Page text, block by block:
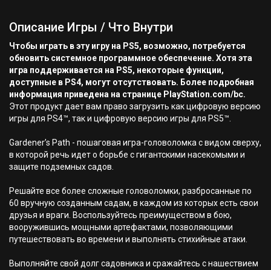
Описание Игры / Что Внутри
Чтобы играть в эту игру на PS5, возможно, потребуется
обновить системное программное обеспечение. Хотя эта
игра поддерживается на PS5, некоторые функции,
доступные в PS4, могут отсутствовать. Более подробная
информация приведена на странице PlayStation.com/bc.
Этот продукт дает вам право загрузить как цифровую версию
игры для PS4™, так и цифровую версию игры для PS5™.
Gardener’s Path - пошаговая игра-головоломка с видом сверху,
в которой речь идет о борьбе с гигантскими насекомыми и
защите подземных садов.
Решайте все более сложные головоломки, разбросанные по
60 вручную созданным садам, в каждом из которых есть свои
друзья и враги. Воспользуйтесь преимуществом в бою,
вооружившись мощными артефактами, позволяющими
путешествовать во времени и выполнять стихийные атаки.
Выполняйте свой долг садовника и сражайтесь с нашествием